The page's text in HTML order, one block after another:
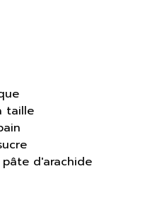
taille
pâte d'arachide